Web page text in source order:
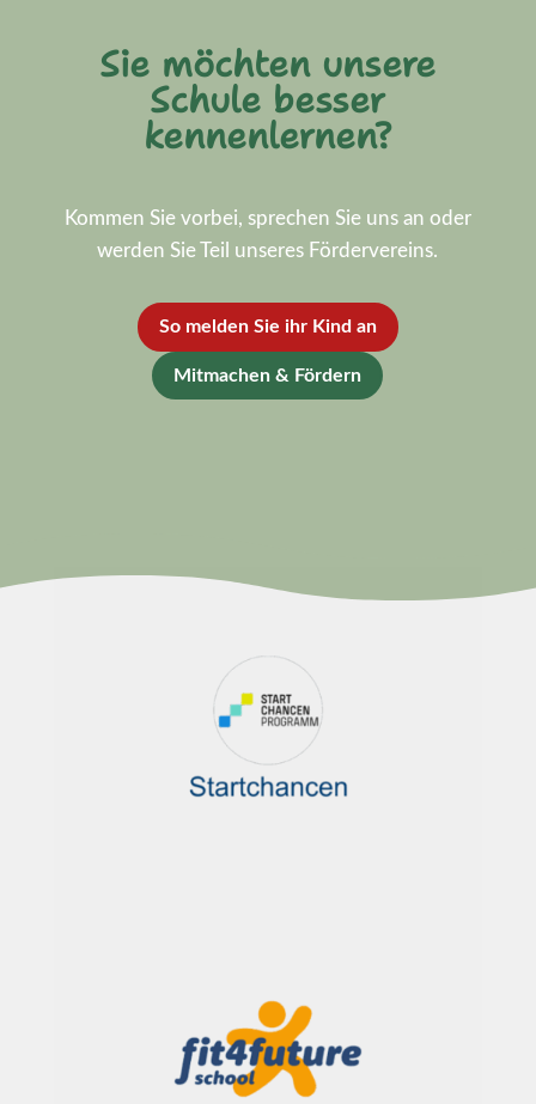
Sie möchten unsere
Schule besser
kennenlernen?
Kommen Sie vorbei, sprechen Sie uns an oder
werden Sie Teil unseres Fördervereins.
So melden Sie ihr Kind an
Mitmachen & Fördern